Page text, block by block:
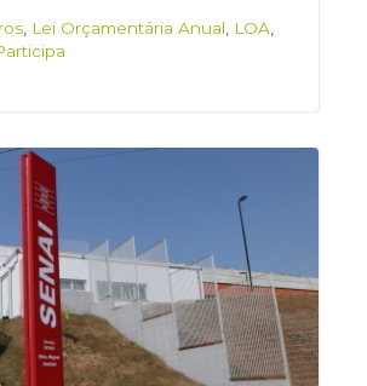
Lei Orçamentária Anual LOA